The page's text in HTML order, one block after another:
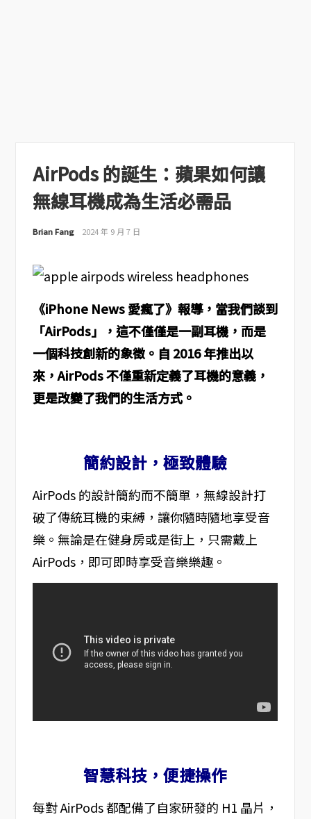
AirPods 的誕生：蘋果如何讓
無線耳機成為生活必需品
Brian Fang 2024 年 9 月 7 日
《iPhone News 愛瘋了》報導，當我們談到
「AirPods」，這不僅僅是一副耳機，而是
一個科技創新的象徵。自 2016 年推出以
來，AirPods 不僅重新定義了耳機的意義，
更是改變了我們的生活方式。
簡約設計，極致體驗
AirPods 的設計簡約而不簡單，無線設計打
破了傳統耳機的束縛，讓你隨時隨地享受音
樂。無論是在健身房或是街上，只需戴上
AirPods，即可即時享受音樂樂趣。
智慧科技，便捷操作
每對 AirPods 都配備了自家研發的 H1 晶片，